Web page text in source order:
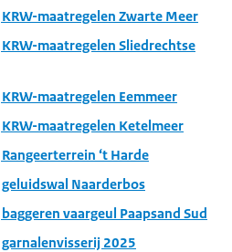
maatregelen Zwarte Meer
maatregelen Sliedrechtse
maatregelen Eemmeer
maatregelen Ketelmeer
‘t Harde
Naarderbos
vaargeul Paapsand Sud
2025